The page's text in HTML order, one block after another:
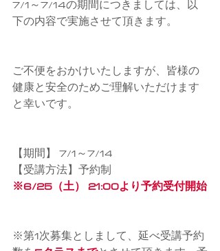
7/1～7/14の期間につきましては、以
下の内容で実施させて頂きます。
ご不便をおかけいたしますが、皆様の
健康と安全のためご理解いただけます
と幸いです。
【期間】 7/1～7/14
【受講方法】予約制
※6/25（土） 21:00より予約受付開始
※第1次募集としまして、延べ受講予約